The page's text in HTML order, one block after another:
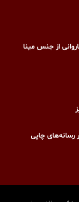
از جنس مینا
رسانه‌های چاپی